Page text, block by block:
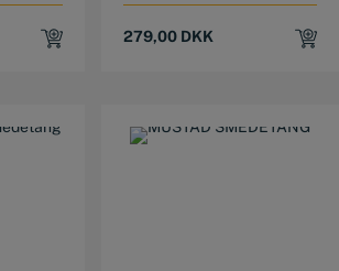
279,00 DKK